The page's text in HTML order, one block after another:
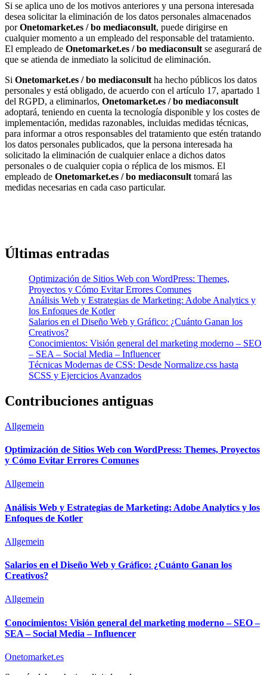
Si se aplica uno de los motivos anteriores y una persona interesada
desea solicitar la eliminación de los datos personales almacenados
porOnetomarket.es / bo mediaconsult, puede dirigirse en
cualquier momento a un empleado del responsable del tratamiento.
El empleado de Onetomarket.es / bo mediaconsult se asegurará de
que se atienda de inmediato la solicitud de eliminación.
Si Onetomarket.es / bo mediaconsult ha hecho públicos los datos
personales y está obligado, de acuerdo con el artículo 17, apartado 1
del RGPD, a eliminarlos, Onetomarket.es / bo mediaconsult
adoptará, teniendo en cuenta la tecnología disponible y los costes de
implementación, medidas razonables, incluidas medidas técnicas,
para informar a otros responsables del tratamiento que estén tratando
los datos personales publicados, que la persona interesada ha
solicitado la eliminación de cualquier enlace a dichos datos
personales o de cualquier copia o réplica de los mismos. El
empleado de Onetomarket.es / bo mediaconsult tomará las
medidas necesarias en cada caso particular.
Últimas entradas
Optimización de Sitios Web con WordPress: Themes,
Proyectos y Cómo Evitar Errores Comunes
Análisis Web y Estrategias de Marketing: Adobe Analytics y
los Enfoques de Kotler
Salarios en el Diseño Web y Gráfico: ¿Cuánto Ganan los
Creativos?
Conocimientos: Visión general del marketing moderno – SEO
– SEA – Social Media – Influencer
Técnicas Modernas de CSS: Desde Normalize.css hasta
SCSS y Ejercicios Avanzados
Contribuciones antiguas
Allgemein
Optimización de Sitios Web con WordPress: Themes, Proyectos
y Cómo Evitar Errores Comunes
Allgemein
Análisis Web y Estrategias de Marketing: Adobe Analytics y los
Enfoques de Kotler
Allgemein
Salarios en el Diseño Web y Gráfico: ¿Cuánto Ganan los
Creativos?
Allgemein
Conocimientos: Visión general del marketing moderno – SEO –
SEA – Social Media – Influencer
Onetomarket.es